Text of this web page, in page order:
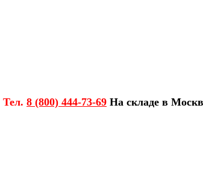
Тел. 8 (800) 444-73-69 На складе в